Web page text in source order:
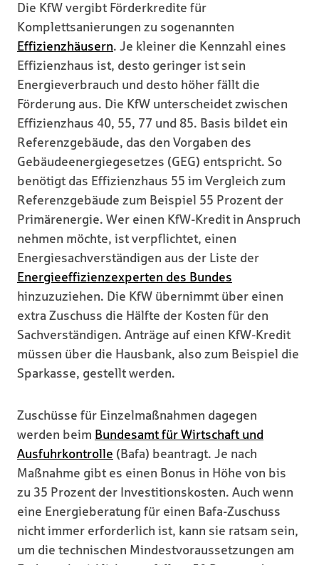
Die KfW vergibt Förderkredite für
Komplettsanierungen zu sogenannten
Effizienzhäusern. Je kleiner die Kennzahl eines
Effizienzhaus ist, desto geringer ist sein
Energieverbrauch und desto höher fällt die
Förderung aus. Die KfW unterscheidet zwischen
Effizienzhaus 40, 55, 77 und 85. Basis bildet ein
Referenzgebäude, das den Vorgaben des
Gebäudeenergiegesetzes (GEG) entspricht. So
benötigt das Effizienzhaus 55 im Vergleich zum
Referenzgebäude zum Beispiel 55 Prozent der
Primärenergie. Wer einen KfW-Kredit in Anspruch
nehmen möchte, ist verpflichtet, einen
Energiesachverständigen aus der Liste der
Energieeffizienzexperten des Bundes
hinzuzuziehen. Die KfW übernimmt über einen
extra Zuschuss die Hälfte der Kosten für den
Sachverständigen. Anträge auf einen KfW-Kredit
müssen über die Hausbank, also zum Beispiel die
Sparkasse, gestellt werden.
Zuschüsse für Einzelmaßnahmen dagegen
werden beim Bundesamt für Wirtschaft und
Ausfuhrkontrolle (Bafa) beantragt. Je nach
Maßnahme gibt es einen Bonus in Höhe von bis
zu 35 Prozent der Investitionskosten. Auch wenn
eine Energieberatung für einen Bafa-Zuschuss
nicht immer erforderlich ist, kann sie ratsam sein,
um die technischen Mindestvoraussetzungen am